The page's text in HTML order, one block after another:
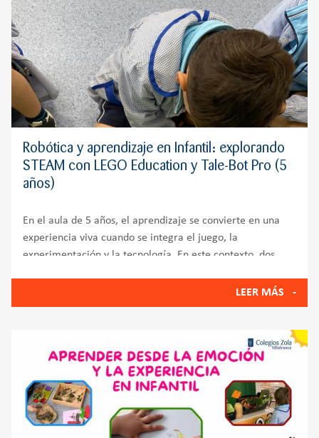
Robótica y aprendizaje en Infantil: explorando
STEAM con LEGO Education y Tale-Bot Pro (5
años)
En el aula de 5 años, el aprendizaje se convierte en una
experiencia viva cuando se integra el juego, la
experimentación y la tecnología. En este contexto, dos
educativo: LEGO Education STEAM Park y Tale-Bot Pro.
Ambas propuestas
LEER MÁS